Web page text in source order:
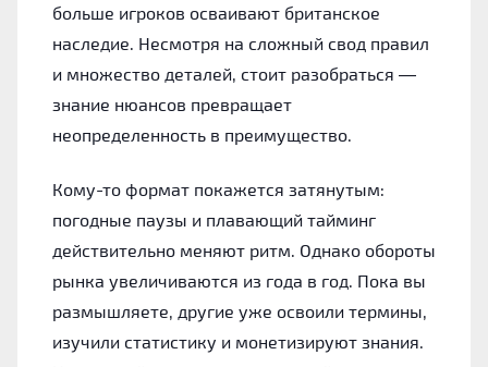
больше игроков осваивают британское
наследие. Несмотря на сложный свод правил
и множество деталей, стоит разобраться —
знание нюансов превращает
неопределенность в преимущество.
Кому-то формат покажется затянутым:
погодные паузы и плавающий тайминг
действительно меняют ритм. Однако обороты
рынка увеличиваются из года в год. Пока вы
размышляете, другие уже освоили термины,
изучили статистику и монетизируют знания.